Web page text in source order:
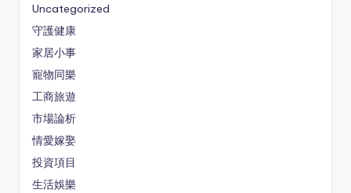
Uncategorized
守護健康
家居小事
寵物同樂
工商旅遊
市場論析
情愛嫁娶
投資項目
生活娛樂